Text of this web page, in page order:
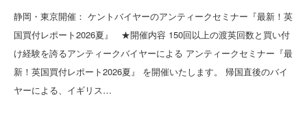
静岡・東京開催： ケントバイヤーのアンティークセミナー『最新！英
国買付レポート2026夏』 ★開催内容 150回以上の渡英回数と買い付
け経験を誇るアンティークバイヤーによる アンティークセミナー『最
新！英国買付レポート2026夏』 を開催いたします。 帰国直後のバイ
ヤーによる、イギリス…